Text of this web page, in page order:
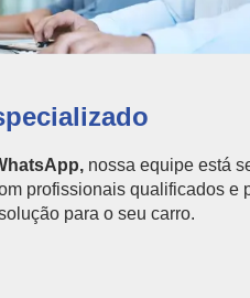
nossa equipe está
profissionais qualificados e
para o seu carro.